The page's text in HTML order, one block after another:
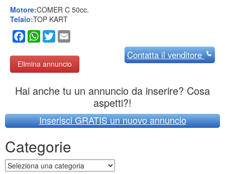
Motore:COMER C 50cc.
Telaio:TOP KART
Facebook
WhatsApp
Twitter
Elimina annuncio
Contattail venditore
Hai anche tu un annuncio da inserire? Cosa
aspetti?!
Inserisci GRATIS un nuovo annuncio
Categorie
Categorie